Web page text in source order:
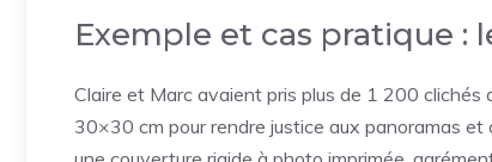
Exemple et cas pratique :
Claire et Marc avaient pris plus de 1 200 clichés
30×30 cm pour rendre justice aux panoramas